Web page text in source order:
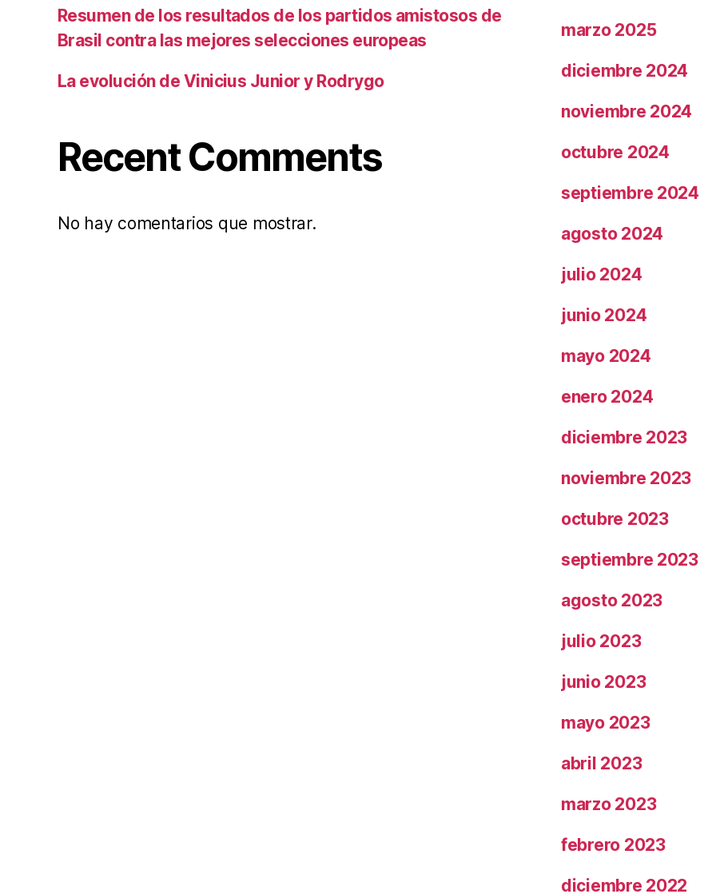
Resumen de los resultados de los partidos amistosos de
Brasil contra las mejores selecciones europeas
La evolución de Vinicius Junior y Rodrygo
Recent Comments
No hay comentarios que mostrar.
marzo 2025
diciembre 2024
noviembre 2024
octubre 2024
septiembre 2024
agosto 2024
julio 2024
junio 2024
mayo 2024
enero 2024
diciembre 2023
noviembre 2023
octubre 2023
septiembre 2023
agosto 2023
julio 2023
junio 2023
mayo 2023
abril 2023
marzo 2023
febrero 2023
diciembre 2022